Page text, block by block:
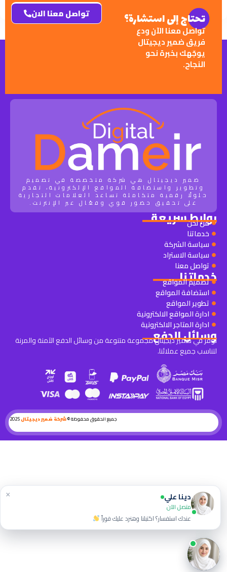
تحتاج إلى استشارة؟
تواصل معنا الآن ودع
فريق ضمير ديجيتال
يوجّهك بخبرة نحو
النجاح.
تواصل معنا الان
ضمير ديجيتال هي شركة متخصصة في تصميم
وتطوير واستضافة المواقع الإلكترونية، تقدم
حلولًا رقمية متكاملة تساعد العلامات التجارية
على تحقيق حضور قوي وفعّال عبر الإنترنت.
روابط سريعة
من نحن
خدماتنا
سياسة الشركة
سياسة الاستراد
تواصل معنا
خدماتنا
تصميم المواقع
استضافة المواقع
تطوير المواقع
ادارة المواقع الالكترونية
ادارة المتاجر الالكترونية
وسائل الدفع
نوفر في ضمير ديجيتال مجموعة متنوعة من وسائل الدفع الآمنة والمرنة
لتناسب جميع عملائنا.
جميع الحقوق محفوظة ©شركة ضمير ديجيتال2025
دينا علي
متصل الآن
عندك استفسار؟ اكتبلنا وهنرد عليك فوراً